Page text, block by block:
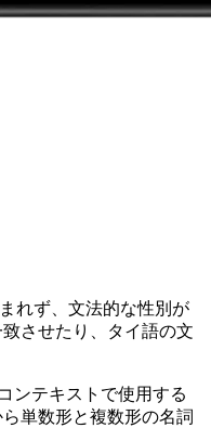
れず、文法的な性別が
させたり、タイ語の文
ンテキストで使用する
単数形と複数形の名詞